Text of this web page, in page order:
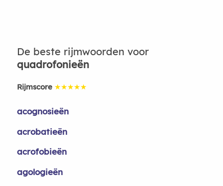
De beste rijmwoorden voor
quadrofonieën
Rijmscore ★★★★★
acognosieën
acrobatieën
acrofobieën
agologieën